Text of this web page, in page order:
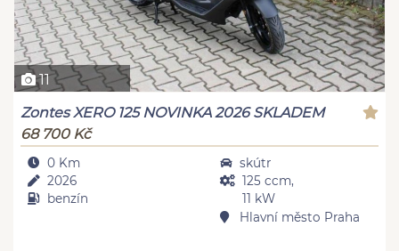
11
Zontes XERO 125 NOVINKA 2026 SKLADEM
68 700 Kč
0 Km
2026
benzín
skútr
125 ccm,
11 kW
Hlavní město Praha